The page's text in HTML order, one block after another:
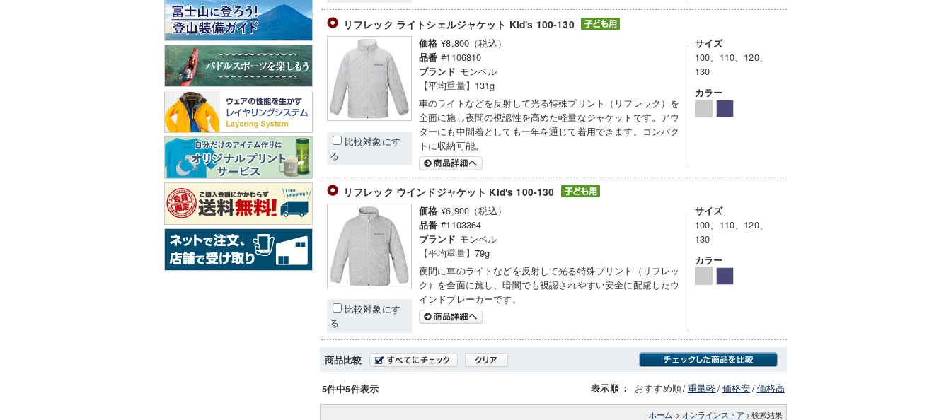
リフレック ライトシェルジャケット Kid's 100-130
比較対象にす
る
価格 ¥8,800（税込）
品番 #1106810
ブランド モンベル
【平均重量】131g
車のライトなどを反射して光る特殊プリント（リフレック）を
全面に施し夜間の視認性を高めた軽量なジャケットです。アウ
ターにも中間着としても一年を通じて着用できます。コンパク
トに収納可能。
サイズ
100、110、120、
130
カラー
リフレック ウインドジャケット Kid's 100-130
比較対象にす
る
価格 ¥6,900（税込）
品番 #1103364
ブランド モンベル
【平均重量】79g
夜間に車のライトなどを反射して光る特殊プリント（リフレッ
ク）を全面に施し、暗闇でも視認されやすい安全に配慮したウ
インドブレーカーです。
サイズ
100、110、120、
130
カラー
商品比較
5件中5件表示 表示順 ： おすすめ順/重量軽/価格安/価格高
ホーム > オンラインストア > 検索結果